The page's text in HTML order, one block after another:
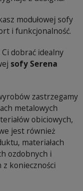
modułowej sofy
i funkcjonalność.
dobrać idealny
sofy Serena
zastrzegamy
metalowych
obiciowych,
jest również
materiałach
ozdobnych i
konieczności